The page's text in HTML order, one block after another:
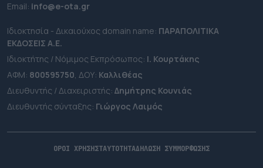
Εmail: info@e-ota.gr
Ιδιοκτησία - Δικαιούχος domain name: ΠΑΡΑΠΟΛΙΤΙΚΑ
ΕΚΔΟΣΕΙΣ A.E.
Ιδιοκτήτης / Νόμιμος Εκπρόσωπος: Ι. Κουρτάκης
ΑΦΜ: 800595750, ΔΟΥ: Καλλιθέας
Διευθυντής / Διαχειριστής: Δημήτρης Κουνιάς
Διευθυντής σύνταξης: Γιώργος Λαιμός
ΟΡΟΙ ΧΡΗΣΗΣΤΑΥΤΟΤΗΤΑΔΗΛΩΣΗ ΣΥΜΜΟΡΦΩΣΗΣ